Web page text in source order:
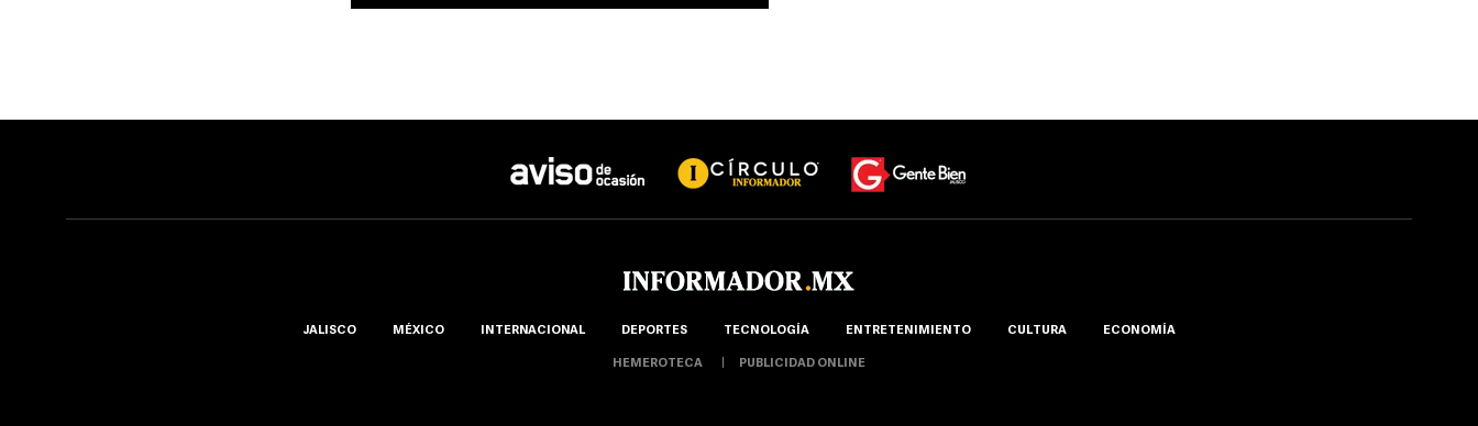
JALISCO MÉXICO INTERNACIONAL DEPORTES TECNOLOGÍA ENTRETENIMIENTO CULTURA ECONOMÍA
HEMEROTECA PUBLICIDAD ONLINE